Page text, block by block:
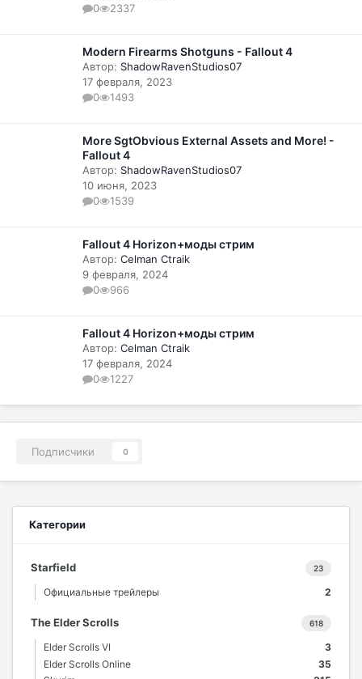
0
2337
Modern Firearms Shotguns - Fallout 4
Автор: ShadowRavenStudios07
17 февраля, 2023
0
1493
More SgtObvious External Assets and More! -
Fallout 4
Автор: ShadowRavenStudios07
10 июня, 2023
0
1539
Fallout 4 Horizon+моды стрим
Автор: Celman Ctraik
9 февраля, 2024
0
966
Fallout 4 Horizon+моды стрим
Автор: Celman Ctraik
17 февраля, 2024
0
1227
Подписчики 0
Категории
23
Starfield
2
Официальные трейлеры
618
The Elder Scrolls
3
Elder Scrolls VI
35
Elder Scrolls Online